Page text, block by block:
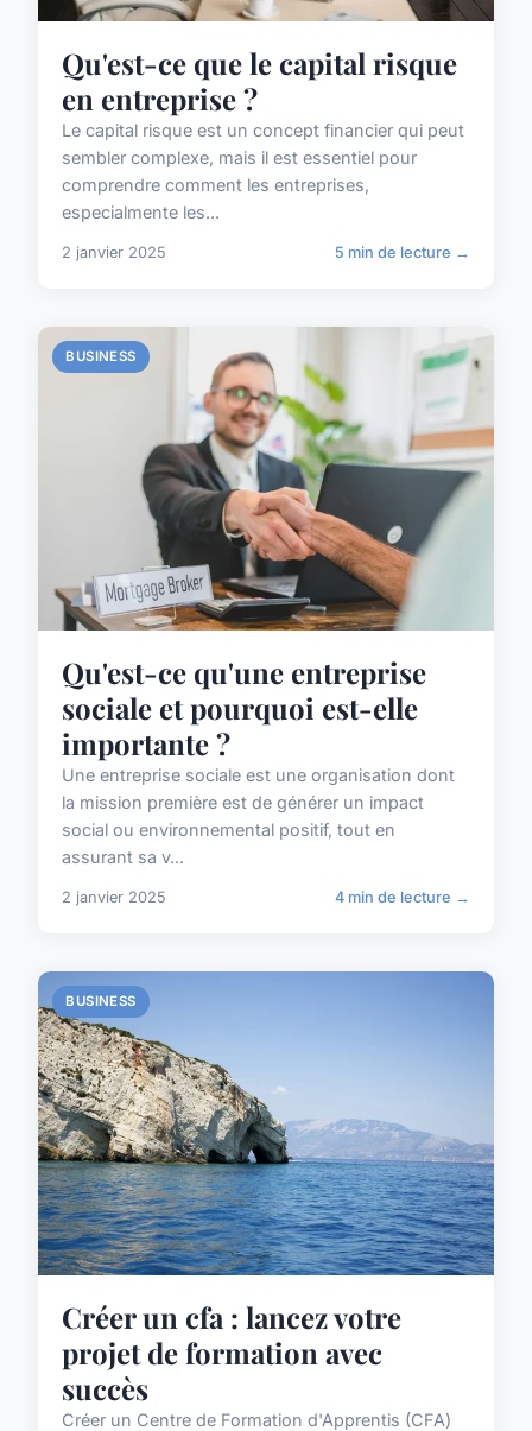
Qu'est-ce que le capital risque
en entreprise ?
Le capital risque est un concept financier qui peut
sembler complexe, mais il est essentiel pour
comprendre comment les entreprises,
especialmente les...
2 janvier 2025 5 min de lecture →
BUSINESS
Qu'est-ce qu'une entreprise
sociale et pourquoi est-elle
importante ?
Une entreprise sociale est une organisation dont
la mission première est de générer un impact
social ou environnemental positif, tout en
assurant sa v...
2 janvier 2025 4 min de lecture →
BUSINESS
Créer un cfa : lancez votre
projet de formation avec
succès
Créer un Centre de Formation d'Apprentis (CFA)